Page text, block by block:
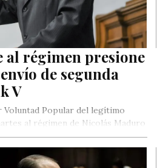
al régimen presione
de segunda
V
Voluntad Popular del legítimo
al régimen de Nicolás Maduro